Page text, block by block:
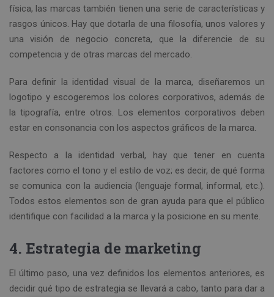
física, las marcas también tienen una serie de características y
rasgos únicos. Hay que dotarla de una filosofía, unos valores y
una visión de negocio concreta, que la diferencie de su
competencia y de otras marcas del mercado.
Para definir la identidad visual de la marca, diseñaremos un
logotipo y escogeremos los colores corporativos, además de
la tipografía, entre otros. Los elementos corporativos deben
estar en consonancia con los aspectos gráficos de la marca.
Respecto a la identidad verbal, hay que tener en cuenta
factores como el tono y el estilo de voz; es decir, de qué forma
se comunica con la audiencia (lenguaje formal, informal, etc.).
Todos estos elementos son de gran ayuda para que el público
identifique con facilidad a la marca y la posicione en su mente.
4. Estrategia de marketing
El último paso, una vez definidos los elementos anteriores, es
decidir qué tipo de estrategia se llevará a cabo, tanto para dar a